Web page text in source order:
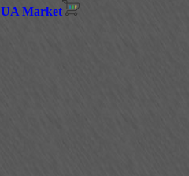
UA Market